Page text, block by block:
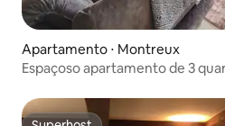
Apartamento ⋅ Montreux
Espaçoso apartamento de 3